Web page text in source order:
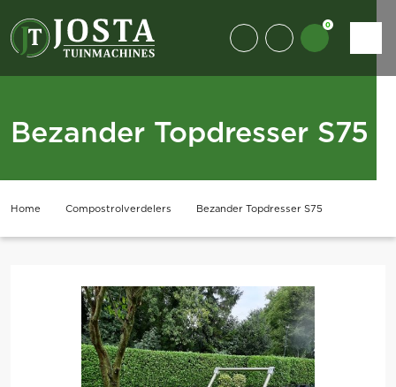
0
Bezander Topdresser S75
Home Compostrolverdelers Bezander Topdresser S75